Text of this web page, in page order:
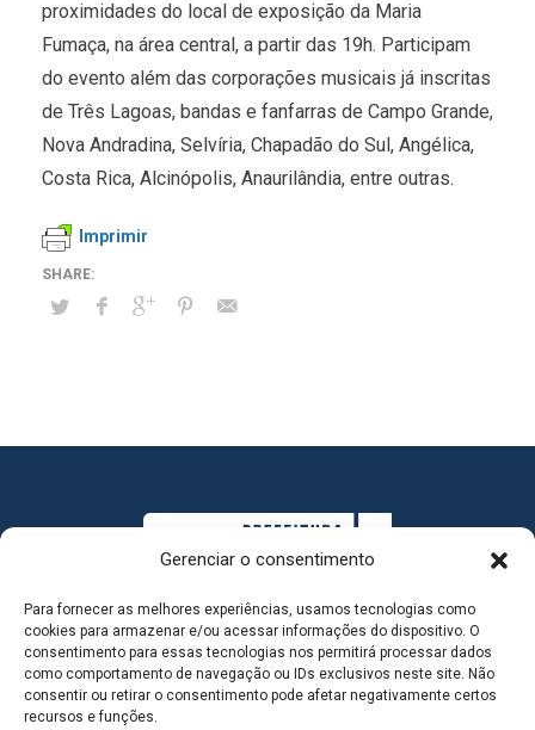
Gerenciar o consentimento
Para fornecer as melhores experiências, usamos tecnologias como
cookies para armazenar e/ou acessar informações do dispositivo. O
consentimento para essas tecnologias nos permitirá processar dados
como comportamento de navegação ou IDs exclusivos neste site. Não
consentir ou retirar o consentimento pode afetar negativamente certos
recursos e funções.
proximidades do local de exposição da Maria
Fumaça, na área central, a partir das 19h. Participam
do evento além das corporações musicais já inscritas
de Três Lagoas, bandas e fanfarras de Campo Grande,
Nova Andradina, Selvíria, Chapadão do Sul, Angélica,
Costa Rica, Alcinópolis, Anaurilândia, entre outras.
Imprimir
MAPA DO SITE